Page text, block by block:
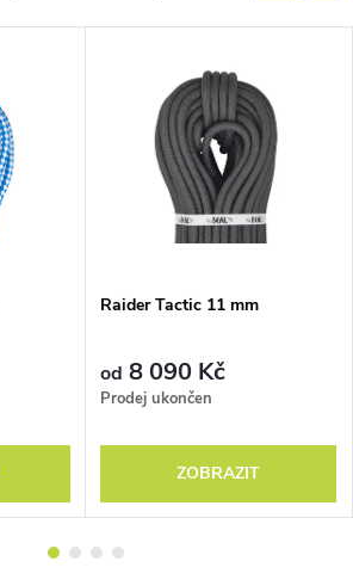
Raider Tactic 11 mm
od 8 090 Kč
Prodej ukončen
ZOBRAZIT